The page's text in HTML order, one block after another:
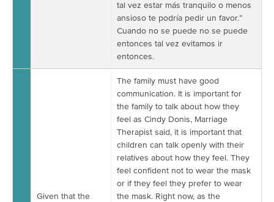
tal vez estar más tranquilo o menos
ansioso te podría pedir un favor.”
Cuando no se puede no se puede
entonces tal vez evitamos ir
entonces.
Given that the
The family must have good
communication. It is important for
the family to talk about how they
feel as Cindy Donis, Marriage
Therapist said, it is important that
children can talk openly with their
relatives about how they feel. They
feel confident not to wear the mask
or if they feel they prefer to wear
the mask. Right now, as the